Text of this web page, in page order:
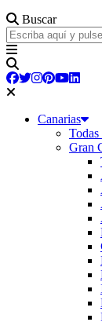
Buscar
Canarias
Todas
Gran